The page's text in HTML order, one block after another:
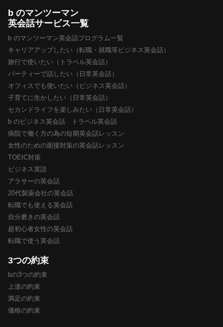
b のマンツーマン
英会話サービス一覧
b のマンツーマン英会話プログラム一覧
キャリアアップしたい（転職・就職等ビジネス英会話）
旅行で使いたい（トラベル英会話）
パーティーで話したい（日常英会話）
オフィスでも使いたい（ビジネス英会話）
子育てに生かしたい（日常英会話）
セカンドライフを楽しみたい（日常英会話）
b のビジネス英会話 トラベル英会話
病院で働く方の為の短期英会話レッスン
女性のための面接対策の英会話レッスン
TOEIC対策
ビジネス英語
アラサーの英会話
20代製薬会社の英会話
転職でも使える英会話
自分磨きの英会話
超初心者女性の英会話
転職で使う英会話
3つの約束
bの3つの約束
上達の約束
満足の約束
価格の約束